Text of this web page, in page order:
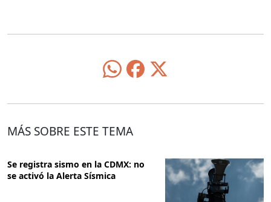
MÁS SOBRE ESTE TEMA
Se registra sismo en la CDMX: no
se activó la Alerta Sísmica